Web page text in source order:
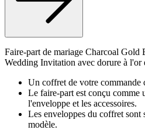
Faire-part de mariage Charcoal Gold
Wedding Invitation avec dorure à l'or
Un coffret de votre commande
Le faire-part est conçu comme
l'enveloppe et les accessoires.
Les enveloppes du coffret sont
modèle.